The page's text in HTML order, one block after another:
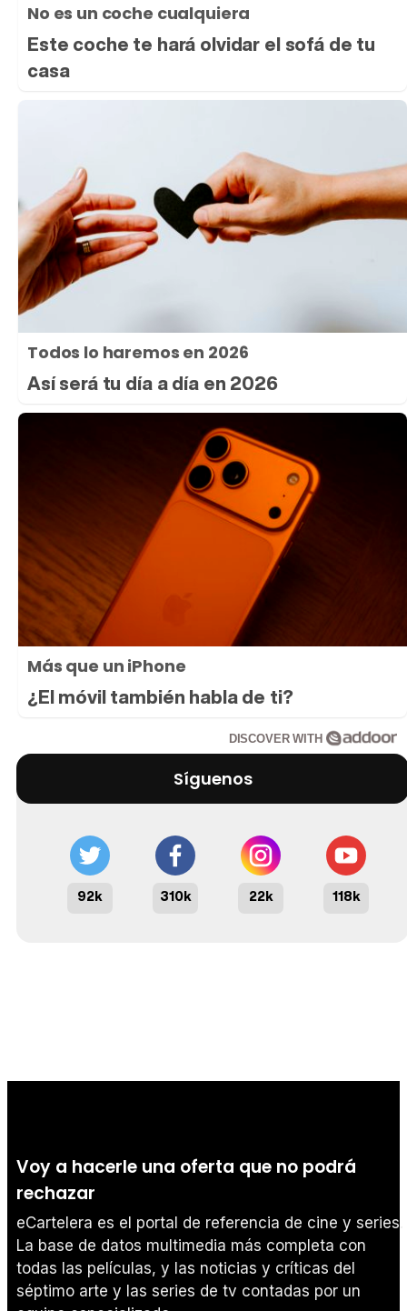
No es un coche cualquiera
Este coche te hará olvidar el sofá de tu
casa
Todos lo haremos en 2026
Así será tu día a día en 2026
Más que un iPhone
¿El móvil también habla de ti?
DISCOVER WITH
Síguenos
92k 310k 22k 118k
Voy a hacerle una oferta que no podrá
rechazar
eCartelera es el portal de referencia de cine y series.
La base de datos multimedia más completa con
todas las películas, y las noticias y críticas del
séptimo arte y las series de tv contadas por un